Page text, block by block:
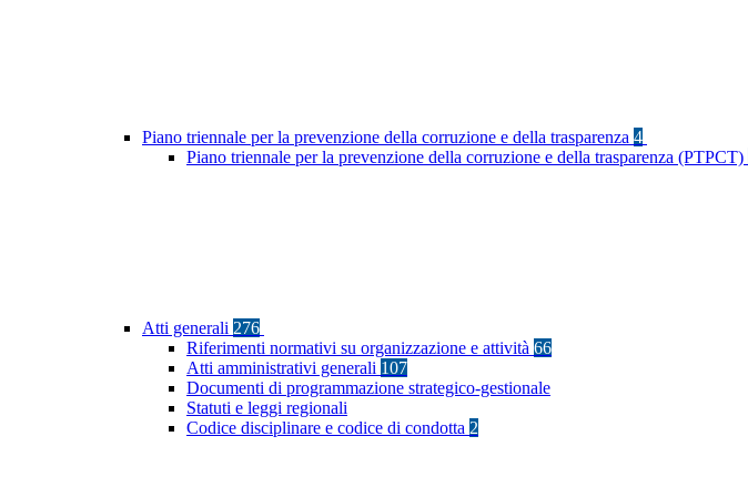
Piano triennale per la prevenzione della corruzione e della trasparenza 4
Piano triennale per la prevenzione della corruzione e della trasparenza (PTPCT)
Atti generali 276
Riferimenti normativi su organizzazione e attività 66
Atti amministrativi generali 107
Documenti di programmazione strategico-gestionale
Statuti e leggi regionali
Codice disciplinare e codice di condotta 2